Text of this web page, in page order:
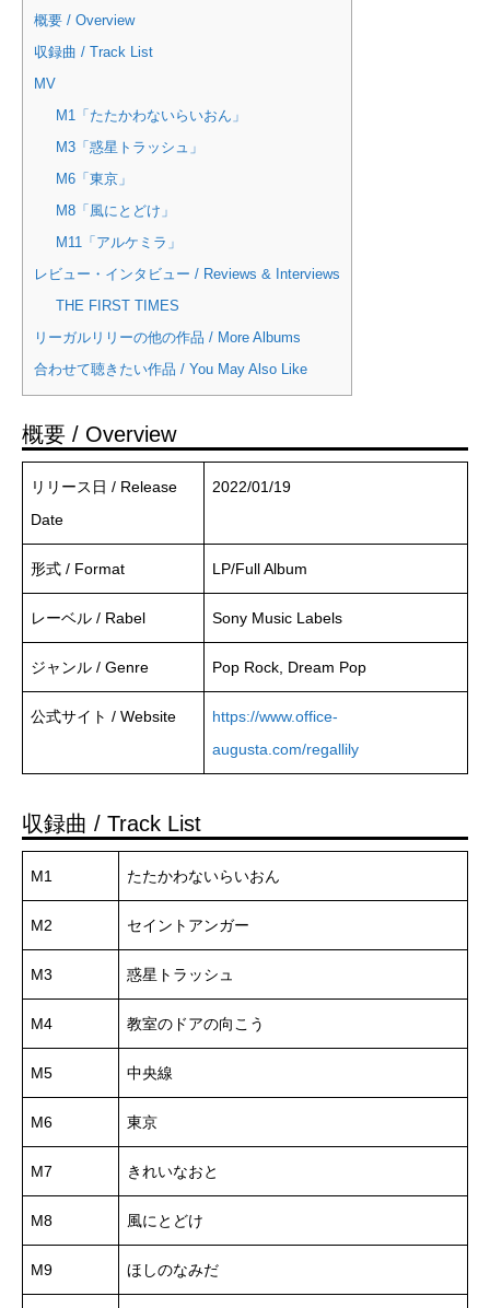
概要 / Overview
収録曲 / Track List
MV
M1「たたかわないらいおん」
M3「惑星トラッシュ」
M6「東京」
M8「風にとどけ」
M11「アルケミラ」
レビュー・インタビュー / Reviews & Interviews
THE FIRST TIMES
リーガルリリーの他の作品 / More Albums
合わせて聴きたい作品 / You May Also Like
概要 / Overview
リリース日 / Release
Date
2022/01/19
形式 / Format LP/Full Album
レーベル / Rabel Sony Music Labels
ジャンル / Genre Pop Rock, Dream Pop
公式サイト / Website
https://www.office-
augusta.com/regallily
収録曲 / Track List
M1 たたかわないらいおん
M2 セイントアンガー
M3 惑星トラッシュ
M4 教室のドアの向こう
M5 中央線
M6 東京
M7 きれいなおと
M8 風にとどけ
M9 ほしのなみだ